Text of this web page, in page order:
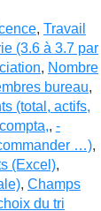
, Travail
(3.6 à 3.7 par
, Nombre
bureau,
(total, actifs,
, -
…),
(Excel),
, Champs
du tri